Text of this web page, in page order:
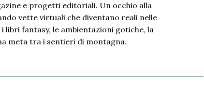
e progetti editoriali. Un occhio alla
vette virtuali che diventano reali nelle
libri fantasy, le ambientazioni gotiche, la
meta tra i sentieri di montagna.